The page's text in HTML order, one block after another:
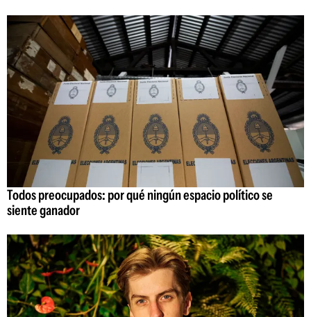
Todos preocupados: por qué ningún espacio político se
siente ganador